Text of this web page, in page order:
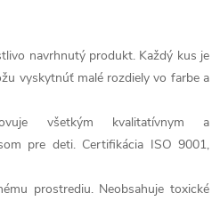
navrhnutý produkt. Každý kus je
vyskytnúť malé rozdiely vo farbe a
všetkým kvalitatívnym a
pre deti. Certifikácia ISO 9001,
prostrediu. Neobsahuje toxické